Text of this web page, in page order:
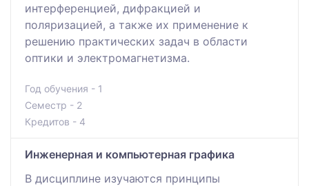
интерференцией, дифракцией и
поляризацией, а также их применение к
решению практических задач в области
оптики и электромагнетизма.
Год обучения - 1
Семестр - 2
Кредитов - 4
Инженерная и компьютерная графика
В дисциплине изучаются принципы